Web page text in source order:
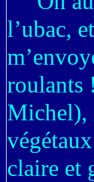
l’ubac,
roulants
Michel),
claire et